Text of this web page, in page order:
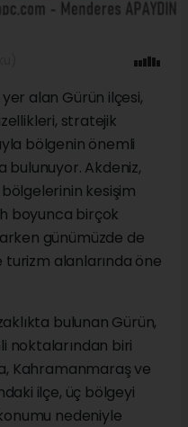
alan Gürün ilçesi,
stratejik
bölgenin önemli
bulunuyor. Akdeniz,
kesişim
boyunca birçok
günümüzde de
turizm alanlarında öne
bulunan Gürün,
noktalarından biri
Kahramanmaraş ve
ilçe, üç bölgeyi
nedeniyle